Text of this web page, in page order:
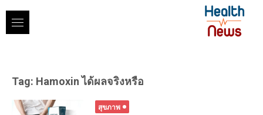
content
Tag: Hamoxin ได้ผลจริงหรือ
สุขภาพ